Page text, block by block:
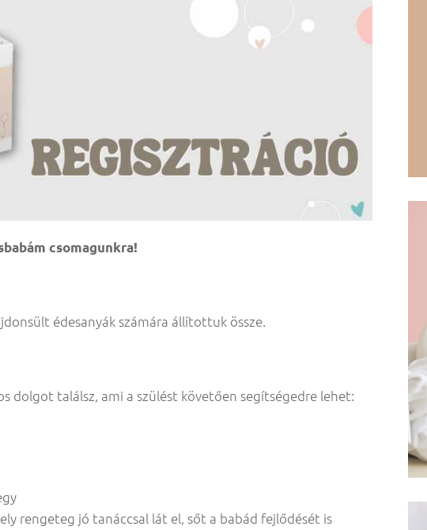
csomagunkra!
édesanyák számára állítottuk össze.
dolgot találsz, ami a szülést követően segítségedre lehet:
rengeteg jó tanáccsal lát el, sőt a babád fejlődését is